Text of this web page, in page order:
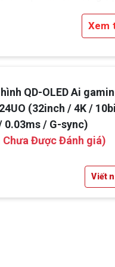
1.500.000:1, độ
Xem
QD-OLED Ai
(32inch / 4K /
0.03ms / G-sync)
Chưa Được Đánh giá)
Viết